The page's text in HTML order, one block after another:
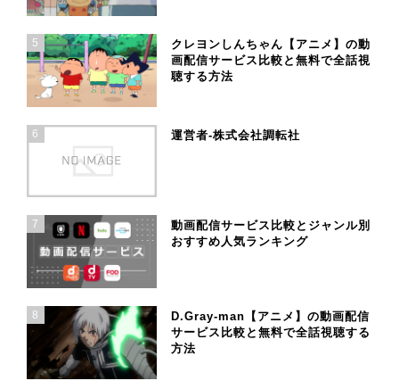
5
クレヨンしんちゃん【アニメ】の動
画配信サービス比較と無料で全話視
聴する方法
6 運営者-株式会社調転社
7
動画配信サービス比較とジャンル別
おすすめ人気ランキング
8
D.Gray-man【アニメ】の動画配信
サービス比較と無料で全話視聴する
方法